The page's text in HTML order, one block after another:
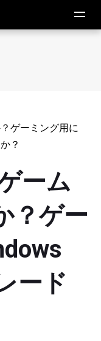
ゲーミング用に
？
ーム
？ゲー
ード